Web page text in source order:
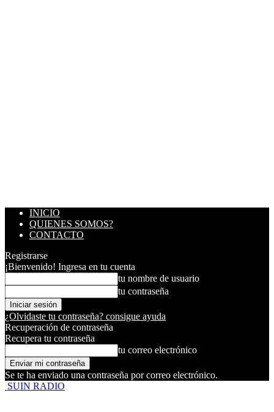
INICIO
QUIENES SOMOS?
CONTACTO
Registrarse
¡Bienvenido! Ingresa en tu cuenta
tu nombre de usuario
tu contraseña
¿Olvidaste tu contraseña? consigue ayuda
Recuperación de contraseña
Recupera tu contraseña
tu correo electrónico
Se te ha enviado una contraseña por correo electrónico.
SUIN RADIO